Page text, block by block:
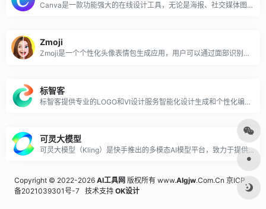
Canva是一款功能强大的在线设计工具，无论是海报、社交媒体图片、名片、演示文稿，还是其他设计需求，Canva都提供了丰富的模板和素材，满足用户多样化的设计需求。
Zmoji
Zmoji是一个个性化头像表情包生成应用，用户可以通过面部识别或手动创建自己的卡通头像，提供丰富的风格和服装选项，用于社交媒体和消息中的个性展示。
标智客
标智客提供专业的LOGO和VI设计服务智能化设计生成和个性化编辑，适合各类企业和个人的品牌设计需求。
可灵大模型
可灵大模型（Kling）是快手推出的多模态AI模型平台，致力于提供先进的人工智能服务，涵盖文本、图像和语音处理。
Copyright © 2022-2026 AI工具网 版权所有 www.AIgjw.Com.Cn 京ICP
备2021039301号-7 技术支持 OK设计